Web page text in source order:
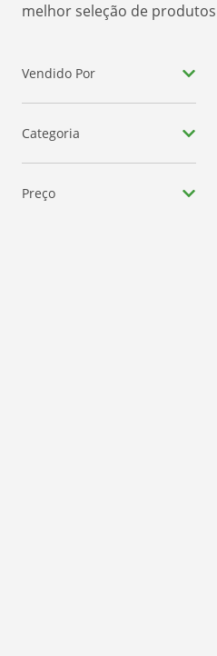
melhor seleção de produtos
Vendido Por
Categoria
Preço